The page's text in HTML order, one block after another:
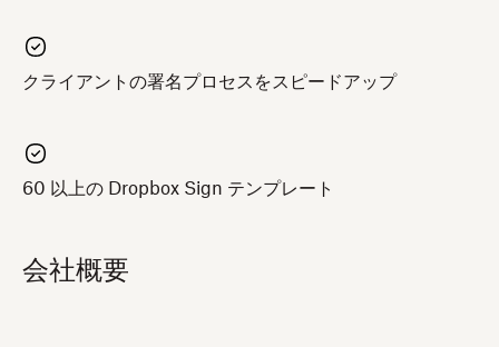
クライアントの署名プロセスをスピードアップ
60 以上の Dropbox Sign テンプレート
会社概要